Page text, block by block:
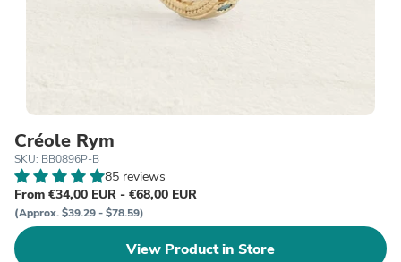
Créole Rym
SKU: BB0896P-B
85 reviews
From €34,00 EUR - €68,00 EUR
(Approx. $39.29 - $78.59)
View Product in Store